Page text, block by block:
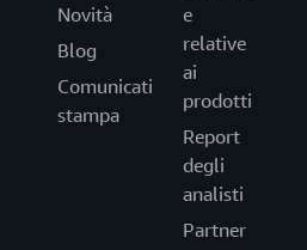
Novità
Blog
Comunicati
stampa
e
relative
ai
prodotti
Report
degli
analisti
Partner